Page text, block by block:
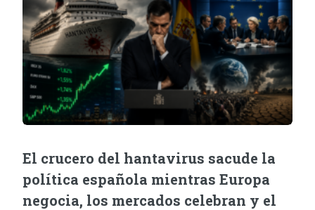
El crucero del hantavirus sacude la
política española mientras Europa
negocia, los mercados celebran y el